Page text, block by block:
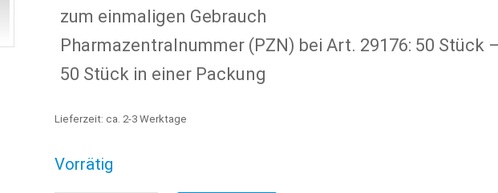
zum einmaligen Gebrauch
Pharmazentralnummer (PZN) bei Art. 29176: 50 Stück
50 Stück in einer Packung
Lieferzeit:ca. 2-3 Werktage
Vorrätig